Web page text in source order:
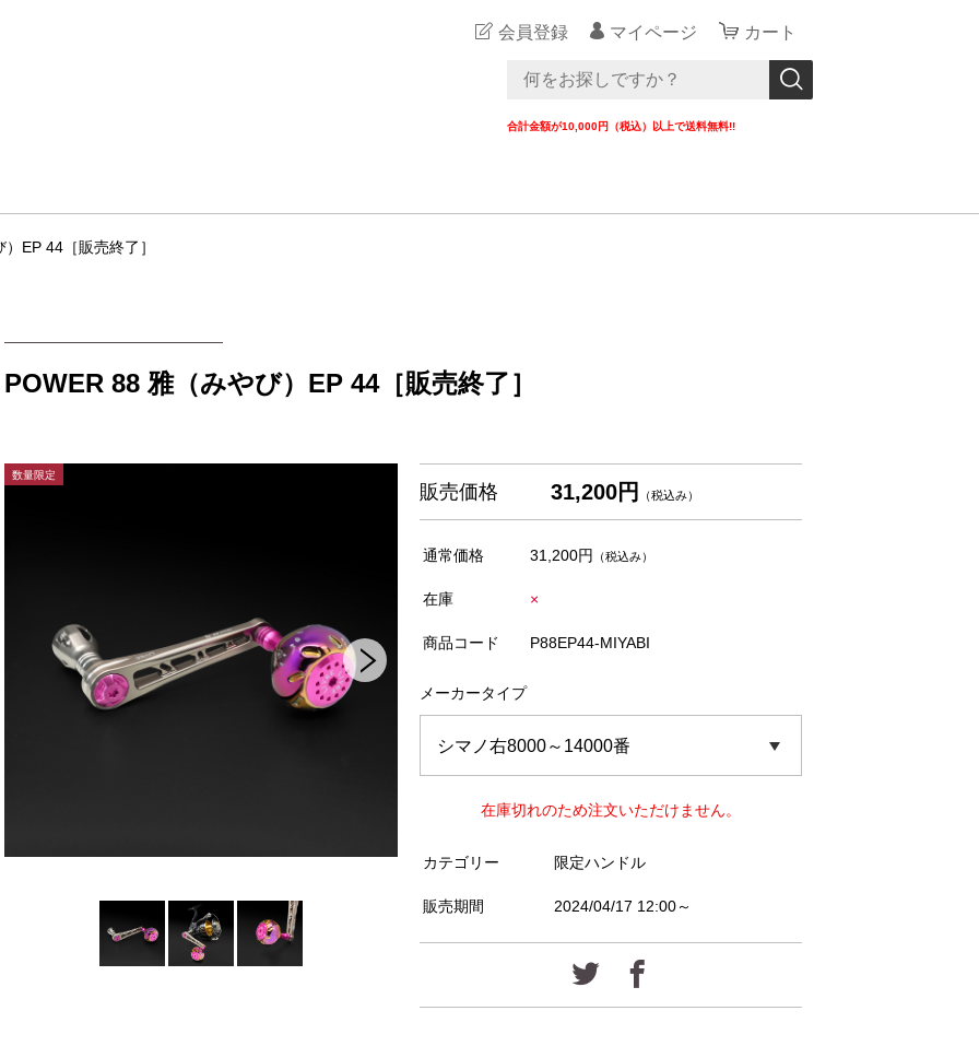
会員登録 マイページ カート
合計金額が10,000円（税込）以上で送料無料!!
EP 44［販売終了］
POWER 88 雅（みやび）EP 44［販売終了］
販売価格 31,200円 （税込み）
通常価格 31,200円 （税込み）
在庫 ×
商品コード P88EP44-MIYABI
メーカータイプ
在庫切れのため注文いただけません。
カテゴリー 限定ハンドル
販売期間 2024/04/17 12:00～